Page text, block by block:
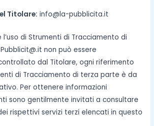
Titolare: info@la-pubblicita.it
di Strumenti di Tracciamento di
non può essere
dal Titolare, ogni riferimento
di Tracciamento di terza parte è da
Per ottenere informazioni
sono gentilmente invitati a consultare
rispettivi servizi terzi elencati in questo